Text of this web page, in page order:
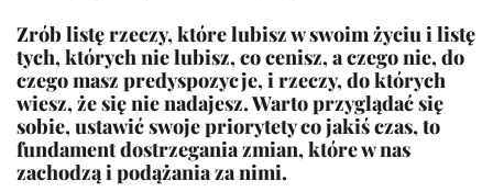
Zrób listę rzeczy, które lubisz w swoim życiu i listę
tych, których nie lubisz, co cenisz, a czego nie, do
czego masz predyspozycje, i rzeczy, do których
wiesz, że się nie nadajesz. Warto przyglądać się
sobie, ustawić swoje priorytety co jakiś czas, to
fundament dostrzegania zmian, które w nas
zachodzą i podążania za nimi.